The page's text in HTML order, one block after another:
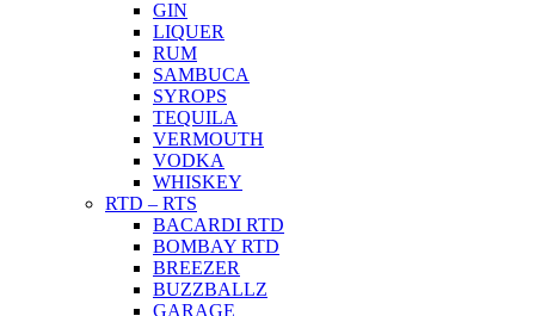
GIN
LIQUER
RUM
SAMBUCA
SYROPS
TEQUILA
VERMOUTH
VODKA
WHISKEY
RTD – RTS
BACARDI RTD
BOMBAY RTD
BREEZER
BUZZBALLZ
GARAGE